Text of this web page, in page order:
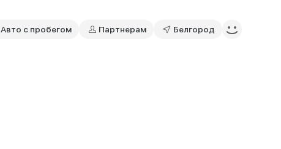
Авто с пробегом Партнерам Белгород